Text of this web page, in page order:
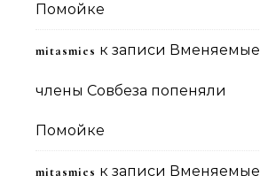
Помойке
mitasmies к записи Вменяемые
члены Совбеза попеняли
Помойке
mitasmies к записи Вменяемые